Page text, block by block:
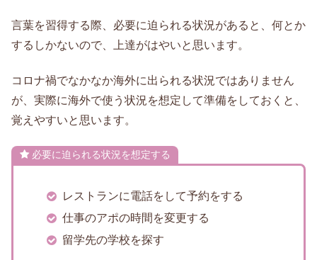
言葉を習得する際、必要に迫られる状況があると、何とか
するしかないので、上達がはやいと思います。
コロナ禍でなかなか海外に出られる状況ではありません
が、実際に海外で使う状況を想定して準備をしておくと、
覚えやすいと思います。
必要に迫られる状況を想定する
レストランに電話をして予約をする
仕事のアポの時間を変更する
留学先の学校を探す